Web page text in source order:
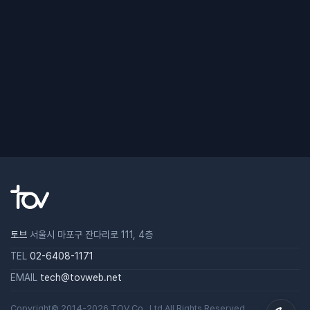
토브 서울시 마포구 잔다리로 111, 4층
TEL 02-6408-1171
EMAIL tech@tovweb.net